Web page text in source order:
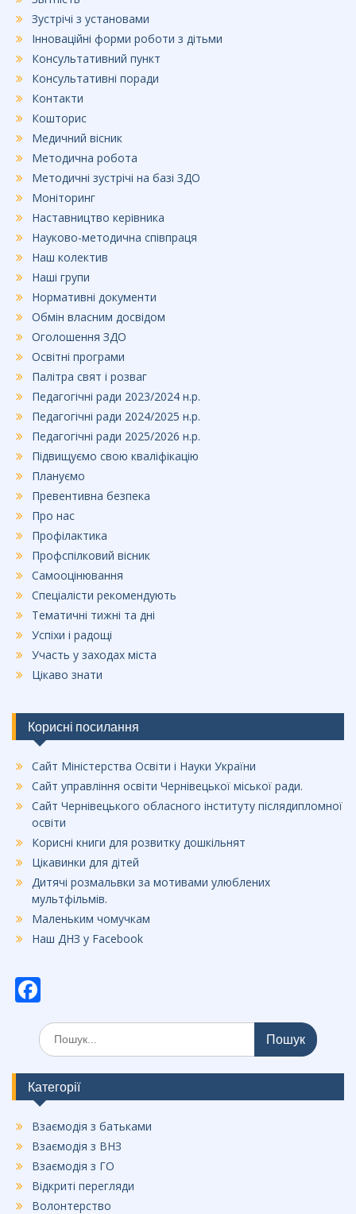
Зустрічі з установами
Інноваційні форми роботи з дітьми
Консультативний пункт
Консультативні поради
Контакти
Кошторис
Медичний вісник
Методична робота
Методичні зустрічі на базі ЗДО
Моніторинг
Наставництво керівника
Науково-методична співпраця
Наш колектив
Наші групи
Нормативні документи
Обмін власним досвідом
Оголошення ЗДО
Освітні програми
Палітра свят і розваг
Педагогічні ради 2023/2024 н.р.
Педагогічні ради 2024/2025 н.р.
Педагогічні ради 2025/2026 н.р.
Підвищуємо свою кваліфікацію
Плануємо
Превентивна безпека
Про нас
Профілактика
Профспілковий вісник
Самооцінювання
Спеціалісти рекомендують
Тематичні тижні та дні
Успіхи і радощі
Участь у заходах міста
Цікаво знати
Корисні посилання
Сайт Міністерства Освіти і Науки України
Сайт управління освіти Чернівецької міської ради.
Сайт Чернівецького обласного інституту післядипломної
освіти
Корисні книги для розвитку дошкільнят
Цікавинки для дітей
Дитячі розмальвки за мотивами улюблених
мультфільмів.
Маленьким чомучкам
Наш ДНЗ у Facebook
ac
e
b
o
o
k
Шукати:
Категорії
Взаємодія з батьками
Взаємодія з ВНЗ
Взаємодія з ГО
Відкриті перегляди
Волонтерство